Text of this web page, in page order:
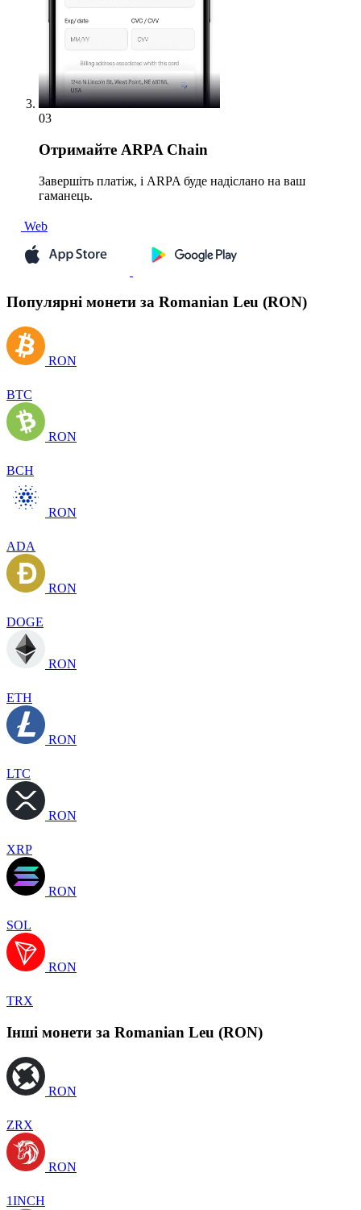
03
Отримайте ARPA Chain
Завершіть платіж, і ARPA буде надіслано на ваш
гаманець.
Web
Популярні монети за Romanian Leu (RON)
RON
BTC
RON
BCH
RON
ADA
RON
DOGE
RON
ETH
RON
LTC
RON
XRP
RON
SOL
RON
TRX
Інші монети за Romanian Leu (RON)
RON
ZRX
RON
1INCH